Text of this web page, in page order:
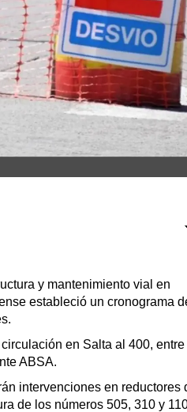
urgencia
y mantenimiento vial en
estableció un cronograma
en Salta al 400, entre
ABSA.
intervenciones en reductores
de los números 505, 310 y